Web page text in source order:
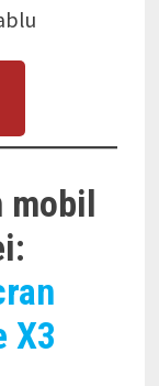
mobil
X3